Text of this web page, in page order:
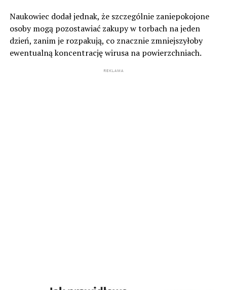
Naukowiec dodał jednak, że szczególnie zaniepokojone
osoby mogą pozostawiać zakupy w torbach na jeden
dzień, zanim je rozpakują, co znacznie zmniejszyłoby
ewentualną koncentrację wirusa na powierzchniach.